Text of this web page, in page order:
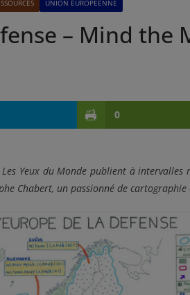
UNION EUROPÉENNE
– Mind the
0
Yeux du Monde publient à intervalles
Chabert, un passionné de